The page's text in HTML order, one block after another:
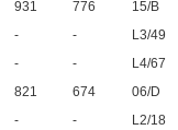
931 776 15/B
- - L3/49
- - L4/67
821 674 06/D
- - L2/18